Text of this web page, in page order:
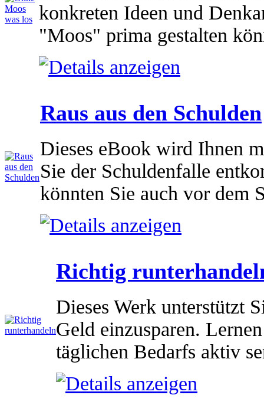
konkreten Ideen und
"Moos" prima gestalten
Raus aus den Schulden
Dieses eBook wird Ihnen
Sie der Schuldenfalle
könnten Sie auch vor dem
Richtig
Dieses Werk unterstützt
Geld einzusparen.
täglichen Bedarfs aktiv